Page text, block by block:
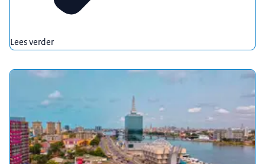
Lees verder